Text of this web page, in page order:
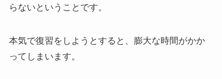
らないということです。
本気で復習をしようとすると、膨大な時間がかか
ってしまいます。